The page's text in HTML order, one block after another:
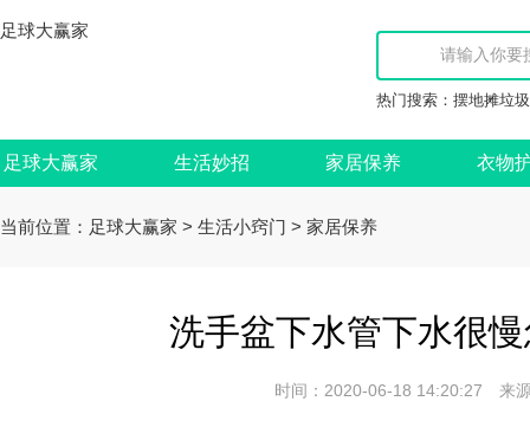
足球大赢家
热门搜索： 摆地摊垃
足球大赢家 生活妙招 家居保养 衣物
当前位置： 足球大赢家 > 生活小窍门 > 家居保养
洗手盆下水管下水很
时间：2020-06-18 14:20:27 来